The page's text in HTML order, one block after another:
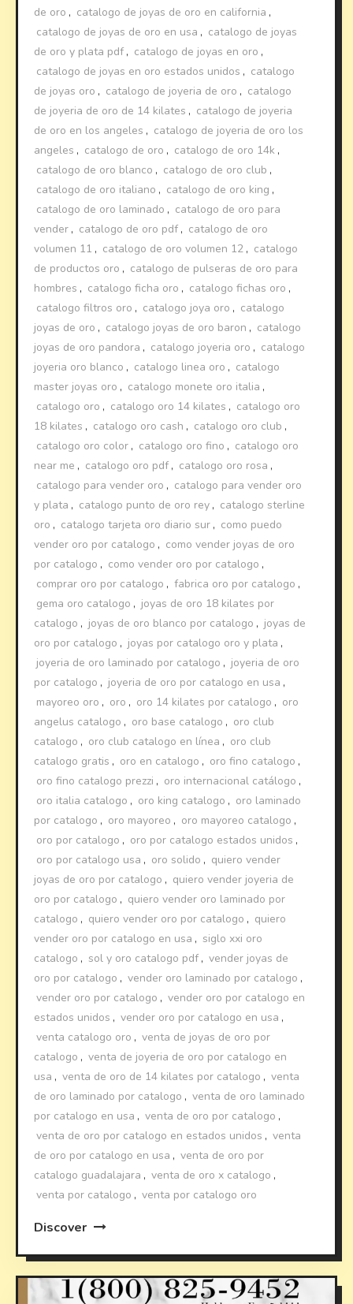
de oro , catalogo de joyas de oro en california ,
catalogo de joyas de oro en usa , catalogo de joyas
de oro y plata pdf , catalogo de joyas en oro ,
catalogo de joyas en oro estados unidos , catalogo
de joyas oro , catalogo de joyeria de oro , catalogo
de joyeria de oro de 14 kilates , catalogo de joyeria
de oro en los angeles , catalogo de joyeria de oro los
angeles , catalogo de oro , catalogo de oro 14k ,
catalogo de oro blanco , catalogo de oro club ,
catalogo de oro italiano , catalogo de oro king ,
catalogo de oro laminado , catalogo de oro para
vender , catalogo de oro pdf , catalogo de oro
volumen 11 , catalogo de oro volumen 12 , catalogo
de productos oro , catalogo de pulseras de oro para
hombres , catalogo ficha oro , catalogo fichas oro ,
catalogo filtros oro , catalogo joya oro , catalogo
joyas de oro , catalogo joyas de oro baron , catalogo
joyas de oro pandora , catalogo joyeria oro , catalogo
joyeria oro blanco , catalogo linea oro , catalogo
master joyas oro , catalogo monete oro italia ,
catalogo oro , catalogo oro 14 kilates , catalogo oro
18 kilates , catalogo oro cash , catalogo oro club ,
catalogo oro color , catalogo oro fino , catalogo oro
near me , catalogo oro pdf , catalogo oro rosa ,
catalogo para vender oro , catalogo para vender oro
y plata , catalogo punto de oro rey , catalogo sterline
oro , catalogo tarjeta oro diario sur , como puedo
vender oro por catalogo , como vender joyas de oro
por catalogo , como vender oro por catalogo ,
comprar oro por catalogo , fabrica oro por catalogo ,
gema oro catalogo , joyas de oro 18 kilates por
catalogo , joyas de oro blanco por catalogo , joyas de
oro por catalogo , joyas por catalogo oro y plata ,
joyeria de oro laminado por catalogo , joyeria de oro
por catalogo , joyeria de oro por catalogo en usa ,
mayoreo oro , oro , oro 14 kilates por catalogo , oro
angelus catalogo , oro base catalogo , oro club
catalogo , oro club catalogo en línea , oro club
catalogo gratis , oro en catalogo , oro fino catalogo ,
oro fino catalogo prezzi , oro internacional catálogo ,
oro italia catalogo , oro king catalogo , oro laminado
por catalogo , oro mayoreo , oro mayoreo catalogo ,
oro por catalogo , oro por catalogo estados unidos ,
oro por catalogo usa , oro solido , quiero vender
joyas de oro por catalogo , quiero vender joyeria de
oro por catalogo , quiero vender oro laminado por
catalogo , quiero vender oro por catalogo , quiero
vender oro por catalogo en usa , siglo xxi oro
catalogo , sol y oro catalogo pdf , vender joyas de
oro por catalogo , vender oro laminado por catalogo ,
vender oro por catalogo , vender oro por catalogo en
estados unidos , vender oro por catalogo en usa ,
venta catalogo oro , venta de joyas de oro por
catalogo , venta de joyeria de oro por catalogo en
usa , venta de oro de 14 kilates por catalogo , venta
de oro laminado por catalogo , venta de oro laminado
por catalogo en usa , venta de oro por catalogo ,
venta de oro por catalogo en estados unidos , venta
de oro por catalogo en usa , venta de oro por
catalogo guadalajara , venta de oro x catalogo ,
venta por catalogo , venta por catalogo oro
Discover